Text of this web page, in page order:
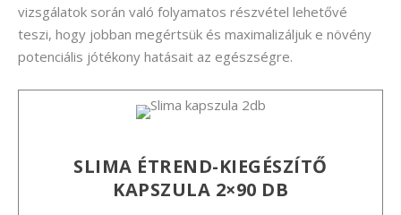
vizsgálatok során való folyamatos részvétel lehetővé
teszi, hogy jobban megértsük és maximalizáljuk e növény
potenciális jótékony hatásait az egészségre.
SLIMA ÉTREND-KIEGÉSZÍTŐ
KAPSZULA 2×90 DB